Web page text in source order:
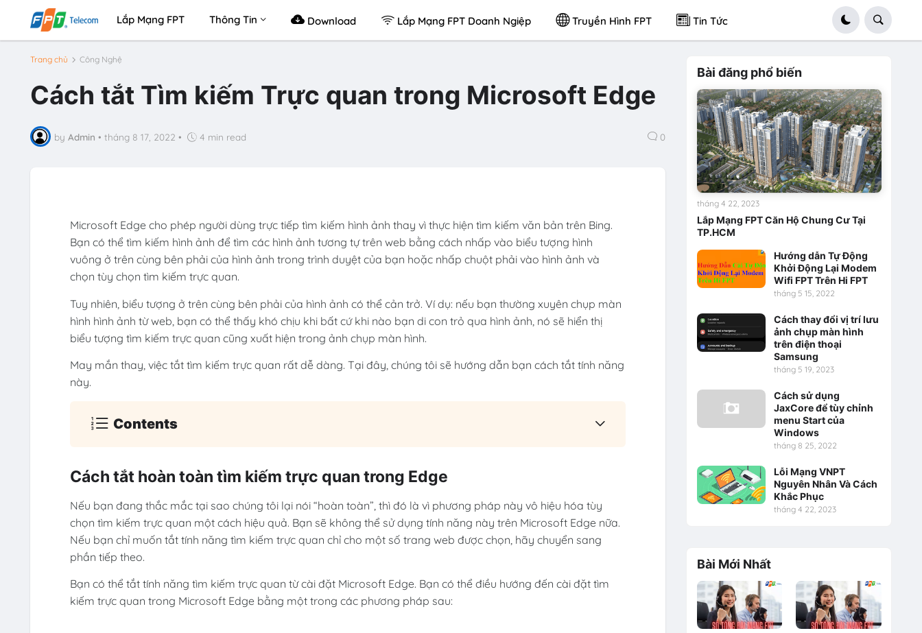
Lắp Mạng FPT Thông Tin Download Lắp Mạng FPT Doanh Ngiệp Truyền Hình FPT Tin Tức
Trang chủ Công Nghệ
Cách tắt Tìm kiếm Trực quan trong Microsoft Edge
by Admin • tháng 8 17, 2022 • 4 min read 0
Microsoft Edge cho phép người dùng trực tiếp tìm kiếm hình ảnh thay vì thực hiện tìm kiếm văn bản trên Bing.
Bạn có thể tìm kiếm hình ảnh để tìm các hình ảnh tương tự trên web bằng cách nhấp vào biểu tượng hình
vuông ở trên cùng bên phải của hình ảnh trong trình duyệt của bạn hoặc nhấp chuột phải vào hình ảnh và
chọn tùy chọn tìm kiếm trực quan.
Tuy nhiên, biểu tượng ở trên cùng bên phải của hình ảnh có thể cản trở. Ví dụ: nếu bạn thường xuyên chụp màn
hình hình ảnh từ web, bạn có thể thấy khó chịu khi bất cứ khi nào bạn di con trỏ qua hình ảnh, nó sẽ hiển thị
biểu tượng tìm kiếm trực quan cũng xuất hiện trong ảnh chụp màn hình.
May mắn thay, việc tắt tìm kiếm trực quan rất dễ dàng. Tại đây, chúng tôi sẽ hướng dẫn bạn cách tắt tính năng
này.
Contents
Cách tắt hoàn toàn tìm kiếm trực quan trong Edge
Nếu bạn đang thắc mắc tại sao chúng tôi lại nói “hoàn toàn”, thì đó là vì phương pháp này vô hiệu hóa tùy
chọn tìm kiếm trực quan một cách hiệu quả. Bạn sẽ không thể sử dụng tính năng này trên Microsoft Edge nữa.
Nếu bạn chỉ muốn tắt tính năng tìm kiếm trực quan chỉ cho một số trang web được chọn, hãy chuyển sang
phần tiếp theo.
Bạn có thể tắt tính năng tìm kiếm trực quan từ cài đặt Microsoft Edge. Bạn có thể điều hướng đến cài đặt tìm
kiếm trực quan trong Microsoft Edge bằng một trong các phương pháp sau:
Bài đăng phổ biến
Lắp Mạng FPT Căn Hộ Chung Cư Tại
TP.HCM
tháng 4 22, 2023
Hướng dẫn Tự Động
Khởi Động Lại Modem
Wifi FPT Trên Hi FPT
tháng 5 15, 2022
Cách thay đổi vị trí lưu
ảnh chụp màn hình
trên điện thoại
Samsung
tháng 5 19, 2023
Cách sử dụng
JaxCore để tùy chỉnh
menu Start của
Windows
tháng 8 25, 2022
Lỗi Mạng VNPT
Nguyên Nhân Và Cách
Khắc Phục
tháng 4 22, 2023
Bài Mới Nhất